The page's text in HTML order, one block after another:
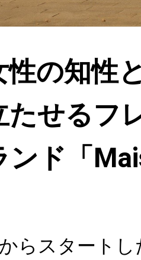
性の知性
たせるフ
ンド「
らスタート